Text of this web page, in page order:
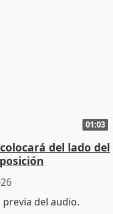
01:03
del lado del